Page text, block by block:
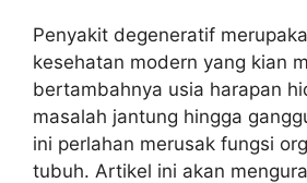
Penyakit degeneratif
kesehatan modern yang kian
bertambahnya usia harapan
masalah jantung hingga
ini perlahan merusak fungsi
tubuh. Artikel ini akan